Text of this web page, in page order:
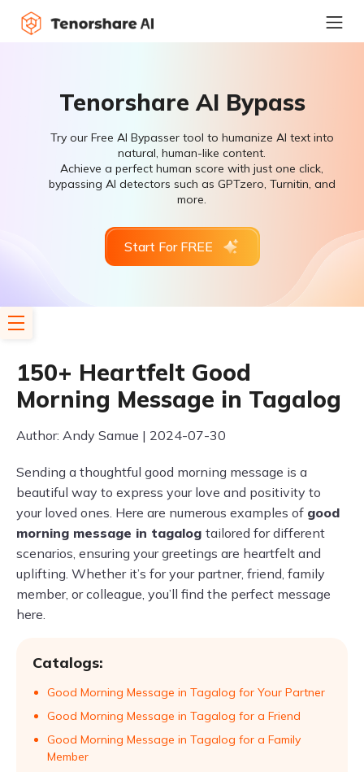
Tenorshare AI Bypass
Try our Free AI Bypasser tool to humanize AI text into
natural, human-like content.
Achieve a perfect human score with just one click,
bypassing AI detectors such as GPTzero, Turnitin, and
more.
Start For FREE
150+ Heartfelt Good
Morning Message in Tagalog
Author: Andy Samue | 2024-07-30
Sending a thoughtful good morning message is a
beautiful way to express your love and positivity to
your loved ones. Here are numerous examples of good
morning message in tagalog tailored for different
scenarios, ensuring your greetings are heartfelt and
uplifting. Whether it’s for your partner, friend, family
member, or colleague, you’ll find the perfect message
here.
Catalogs:
Good Morning Message in Tagalog for Your Partner
Good Morning Message in Tagalog for a Friend
Good Morning Message in Tagalog for a Family
Member